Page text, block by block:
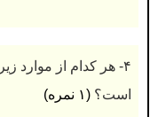
۴- هر کدام از موارد
است؟ (۱ نمره)